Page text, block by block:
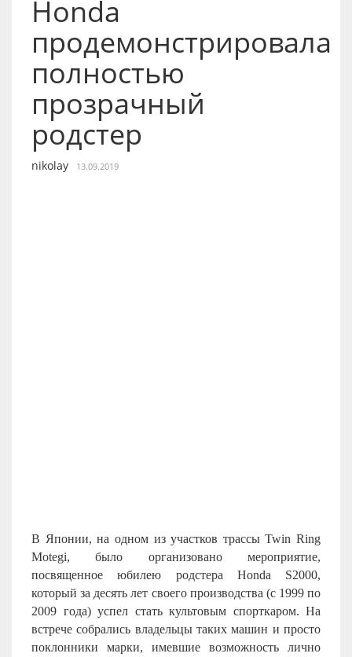
Honda
продемонстрировала
полностью
прозрачный
родстер
nikolay 13.09.2019
В Японии, на одном из участков трассы Twin Ring
Motegi, было организовано мероприятие,
посвященное юбилею родстера Honda S2000,
который за десять лет своего производства (с 1999 по
2009 года) успел стать культовым спорткаром. На
встрече собрались владельцы таких машин и просто
поклонники марки, имевшие возможность лично